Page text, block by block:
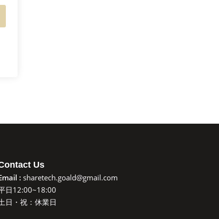
Us
: sharetech.goald@gmail.com
日12:00~18:00
日・祝：休業日